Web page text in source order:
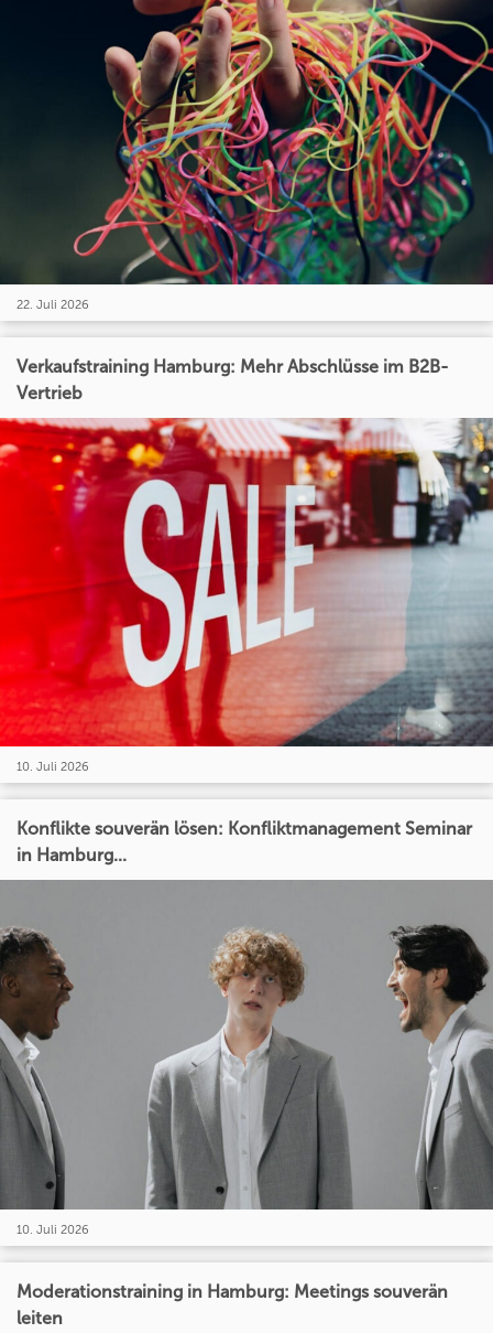
22. Juli 2026
Verkaufstraining Hamburg: Mehr Abschlüsse im B2B-
Vertrieb
10. Juli 2026
Konflikte souverän lösen: Konfliktmanagement Seminar
in Hamburg...
10. Juli 2026
Moderationstraining in Hamburg: Meetings souverän
leiten